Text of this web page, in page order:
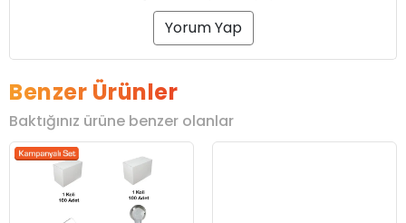
Yorum Yap
Benzer Ürünler
Baktığınız ürüne benzer olanlar